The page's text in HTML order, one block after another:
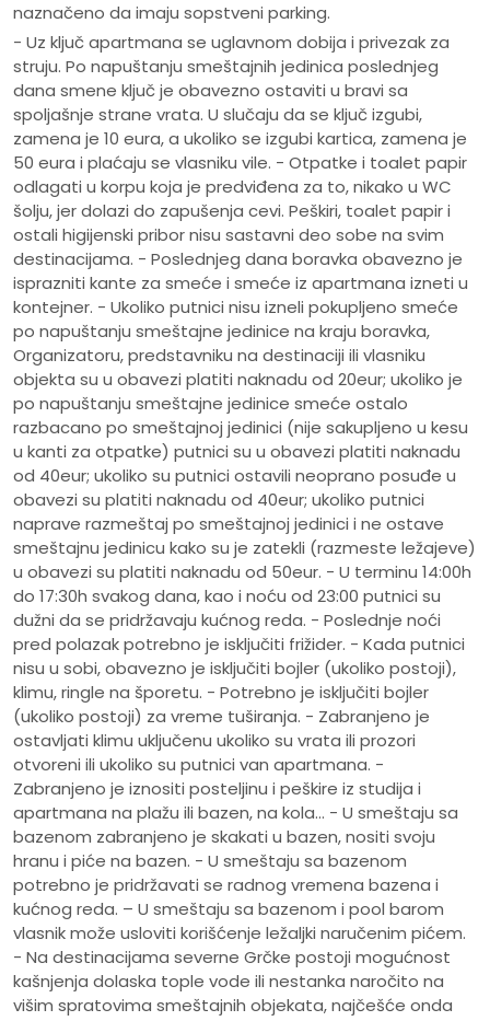
naznačeno da imaju sopstveni parking.
- Uz ključ apartmana se uglavnom dobija i privezak za
struju. Po napuštanju smeštajnih jedinica poslednjeg
dana smene ključ je obavezno ostaviti u bravi sa
spoljašnje strane vrata. U slučaju da se ključ izgubi,
zamena je 10 eura, a ukoliko se izgubi kartica, zamena je
50 eura i plaćaju se vlasniku vile. - Otpatke i toalet papir
odlagati u korpu koja je predviđena za to, nikako u WC
šolju, jer dolazi do zapušenja cevi. Peškiri, toalet papir i
ostali higijenski pribor nisu sastavni deo sobe na svim
destinacijama. - Poslednjeg dana boravka obavezno je
isprazniti kante za smeće i smeće iz apartmana izneti u
kontejner. - Ukoliko putnici nisu izneli pokupljeno smeće
po napuštanju smeštajne jedinice na kraju boravka,
Organizatoru, predstavniku na destinaciji ili vlasniku
objekta su u obavezi platiti naknadu od 20eur; ukoliko je
po napuštanju smeštajne jedinice smeće ostalo
razbacano po smeštajnoj jedinici (nije sakupljeno u kesu
u kanti za otpatke) putnici su u obavezi platiti naknadu
od 40eur; ukoliko su putnici ostavili neoprano posuđe u
obavezi su platiti naknadu od 40eur; ukoliko putnici
naprave razmeštaj po smeštajnoj jedinici i ne ostave
smeštajnu jedinicu kako su je zatekli (razmeste ležajeve)
u obavezi su platiti naknadu od 50eur. - U terminu 14:00h
do 17:30h svakog dana, kao i noću od 23:00 putnici su
dužni da se pridržavaju kućnog reda. - Poslednje noći
pred polazak potrebno je isključiti frižider. - Kada putnici
nisu u sobi, obavezno je isključiti bojler (ukoliko postoji),
klimu, ringle na šporetu. - Potrebno je isključiti bojler
(ukoliko postoji) za vreme tuširanja. - Zabranjeno je
ostavljati klimu uključenu ukoliko su vrata ili prozori
otvoreni ili ukoliko su putnici van apartmana. -
Zabranjeno je iznositi posteljinu i peškire iz studija i
apartmana na plažu ili bazen, na kola... - U smeštaju sa
bazenom zabranjeno je skakati u bazen, nositi svoju
hranu i piće na bazen. - U smeštaju sa bazenom
potrebno je pridržavati se radnog vremena bazena i
kućnog reda. – U smeštaju sa bazenom i pool barom
vlasnik može usloviti korišćenje ležaljki naručenim pićem.
- Na destinacijama severne Grčke postoji mogućnost
kašnjenja dolaska tople vode ili nestanka naročito na
višim spratovima smeštajnih objekata, najčešće onda